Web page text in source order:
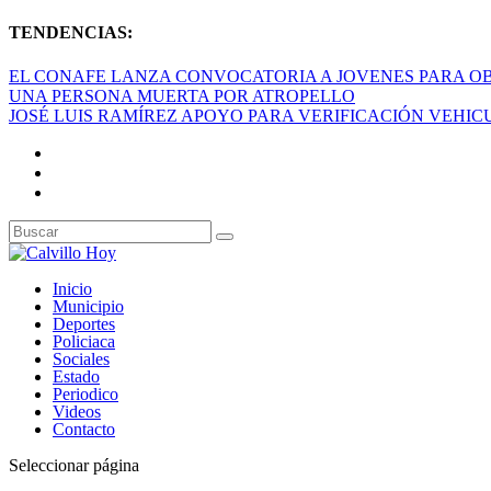
TENDENCIAS:
EL CONAFE LANZA CONVOCATORIA A JOVENES PARA
UNA PERSONA MUERTA POR ATROPELLO
JOSÉ LUIS RAMÍREZ APOYO PARA VERIFICACIÓN
Inicio
Municipio
Deportes
Policiaca
Sociales
Estado
Periodico
Videos
Contacto
Seleccionar página